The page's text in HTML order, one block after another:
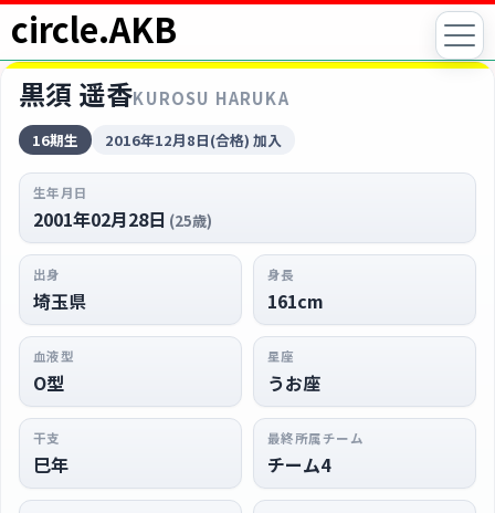
circle.AKB
黒須 遥香KUROSU HARUKA
16期生 2016年12月8日(合格) 加入
生年月日
2001年02月28日 (25歳)
出身
埼玉県
身長
161cm
血液型
O型
星座
うお座
干支
巳年
最終所属チーム
チーム4